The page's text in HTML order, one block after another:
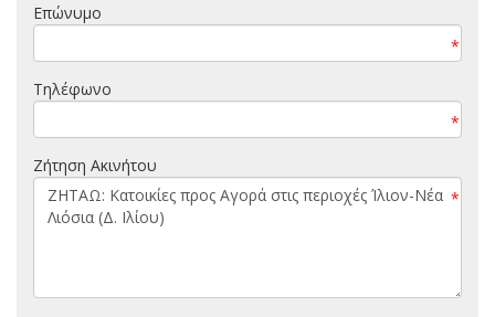
Επώνυμο
*
Τηλέφωνο
*
Ζήτηση Ακινήτου
*